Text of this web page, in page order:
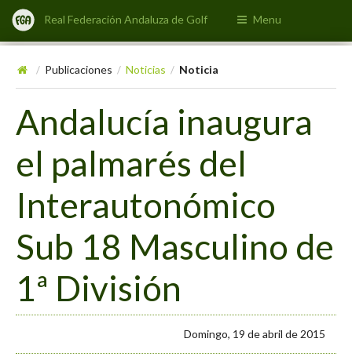
Real Federación Andaluza de Golf Menu
/ Publicaciones / Noticias / Noticia
Andalucía inaugura
el palmarés del
Interautonómico
Sub 18 Masculino de
1ª División
Domingo, 19 de abril de 2015